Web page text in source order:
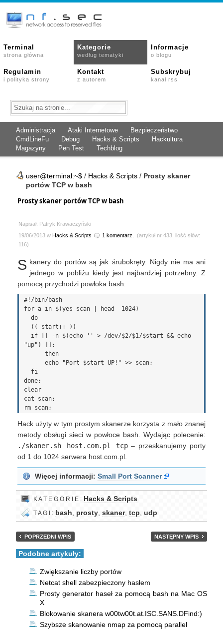
Terminal
strona główna
Kategorie
według tematyki
Informacje
o blogu
Regulamin
i polityka strony
Kontakt
z autorem
Subskrybuj
kanał rss
Administracja Ataki Internetowe
Bezpieczeństwo
CmdLineFu
Debug Hacks & Scripts
Hackultura
Magazyny
Pen Test Techblog
user@terminal:~$ / Hacks & Scripts / Prosty skaner
portów TCP w bash
Prosty skaner portów TCP w bash
Napisał: Patryk Krawaczyński
19/06/2013 w Hacks & Scripts 1 komentarz.
(artykuł nr 433, ilość słów:
116)
S kanery do portów są jak śrubokręty. Nigdy nie ma ani
jednego w pobliżu kiedy jest najbardziej potrzebny. Z
pomocą przychodzi powłoka bash:
#!/bin/bash
for a in $(yes scan | head -1024)
"up") ]];
done;
clear
cat scan;
Hack użyty w tym prostym skanerze korzysta z mało znanej
metody obsługi sieci w powłoce bash. Wydając polecenie:
./skaner.sh host.com.pl tcp– przeskanujemy porty
od 1 do 1024 serwera host.com.pl.
Więcej informacji: Small Port Scanner
K A T E G O R I E : Hacks & Scripts
T A G I : bash prosty skaner, tcp udp
POPRZEDNI WPIS NASTĘPNY WPIS
Podobne artykuły:
Zwiększanie liczby portów
Netcat shell zabezpieczony hasłem
Prosty generator haseł za pomocą bash na Mac OS
X
Blokowanie skanera w00tw00t.at.ISC.SANS.DFind:)
Szybsze skanowanie nmap za pomocą parallel